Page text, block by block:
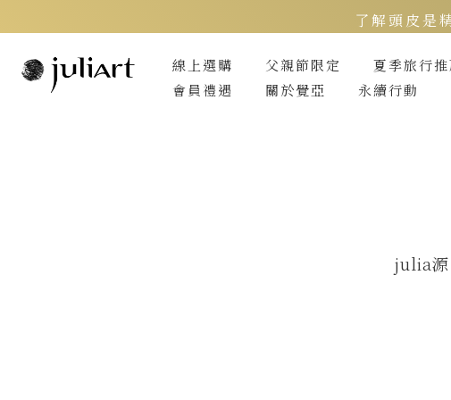
了解頭皮是
新客
頭
線上選購 父親節限定 夏季旅行推
會員禮遇
關於覺亞 永續行動
julia源